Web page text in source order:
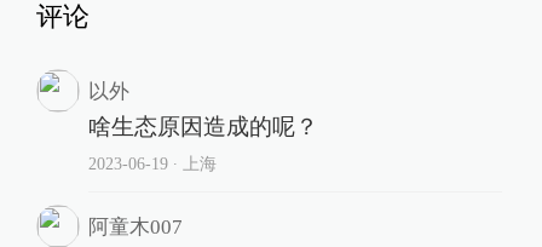
评论
以外
啥生态原因造成的呢？
2023-06-19∙ 上海
阿童木007